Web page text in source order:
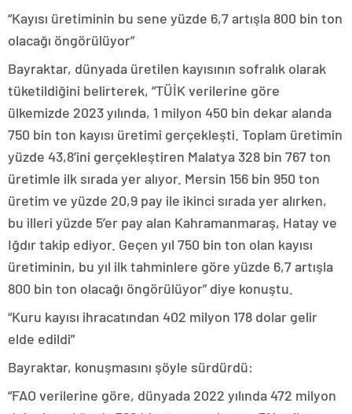
“Kayısı üretiminin bu sene yüzde 6,7 artışla 800 bin ton
olacağı öngörülüyor”
Bayraktar, dünyada üretilen kayısının sofralık olarak
tüketildiğini belirterek, “TÜİK verilerine göre
ülkemizde 2023 yılında, 1 milyon 450 bin dekar alanda
750 bin ton kayısı üretimi gerçekleşti. Toplam üretimin
yüzde 43,8’ini gerçekleştiren Malatya 328 bin 767 ton
üretimle ilk sırada yer alıyor. Mersin 156 bin 950 ton
üretim ve yüzde 20,9 pay ile ikinci sırada yer alırken,
bu illeri yüzde 5’er pay alan Kahramanmaraş, Hatay ve
Iğdır takip ediyor. Geçen yıl 750 bin ton olan kayısı
üretiminin, bu yıl ilk tahminlere göre yüzde 6,7 artışla
800 bin ton olacağı öngörülüyor” diye konuştu.
“Kuru kayısı ihracatından 402 milyon 178 dolar gelir
elde edildi”
Bayraktar, konuşmasını şöyle sürdürdü:
“FAO verilerine göre, dünyada 2022 yılında 472 milyon